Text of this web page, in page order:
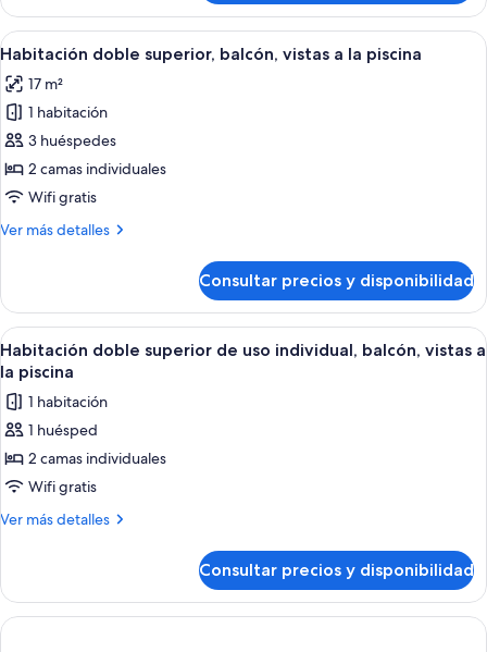
balcón
doble
superior
de
individual,
balcón
Abrir
todas
las
fotos
de
Habitación
doble
balcón,
la
piscina
Habitación de hotel con cama,
10
Habitación doble superior, balcón, vistas a la piscina
17 m²
1 habitación
3 huéspedes
2 camas individuales
Wifi gratis
Ver más detalles
Más
doble
superior,
balcón,
vistas
la
piscina
Consultar precios y disponibilidad
Abrir
todas
las
fotos
de
Habitación
doble
superior
individual,
balcón,
vistas
Habitación de hotel con cama,
10
Habitación doble superior de uso individual, balcón, vistas a
la piscina
1 habitación
1 huésped
2 camas individuales
Wifi gratis
Ver más detalles
Más
doble
superior
de
Consultar precios y disponibilidad